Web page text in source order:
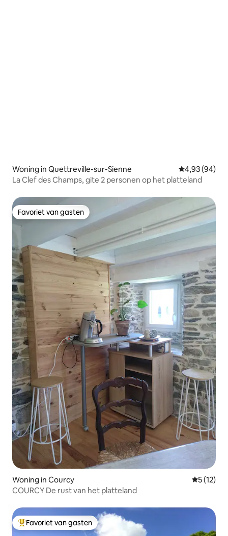
Woning in Quettreville-sur-Sienne Gemiddelde
4,93 (94)
La Clef des Champs, gite 2 personen op het platteland
Favoriet van gasten
Favoriet van gasten
Woning in Courcy
5 (12)
COURCY De rust van het platteland
Topfavoriet van gasten
Favoriet van gasten